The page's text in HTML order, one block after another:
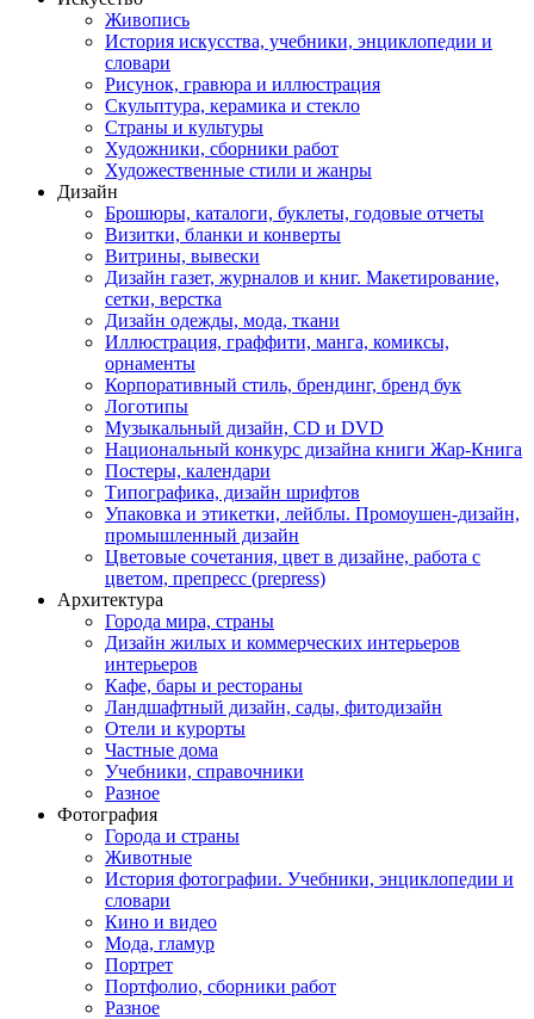
Живопись
История искусства, учебники, энциклопедии и
словари
Рисунок, гравюра и иллюстрация
Скульптура, керамика и стекло
Страны и культуры
Художники, сборники работ
Художественные стили и жанры
Дизайн
Брошюры, каталоги, буклеты, годовые отчеты
Визитки, бланки и конверты
Витрины, вывески
Дизайн газет, журналов и книг. Макетирование,
сетки, верстка
Дизайн одежды, мода, ткани
Иллюстрация, граффити, манга, комиксы,
орнаменты
Корпоративный стиль, брендинг, бренд бук
Логотипы
Музыкальный дизайн, СD и DVD
Национальный конкурс дизайна книги Жар-Книга
Постеры, календари
Типографика, дизайн шрифтов
Упаковка и этикетки, лейблы. Промоушен-дизайн,
промышленный дизайн
Цветовые сочетания, цвет в дизайне, работа с
цветом, препресс (prepress)
Архитектура
Города мира, страны
Дизайн жилых и коммерческих интерьеров
интерьеров
Кафе, бары и рестораны
Ландшафтный дизайн, сады, фитодизайн
Отели и курорты
Частные дома
Учебники, справочники
Разное
Фотография
Города и страны
Животные
История фотографии. Учебники, энциклопедии и
словари
Кино и видео
Мода, гламур
Портрет
Портфолио, сборники работ
Разное